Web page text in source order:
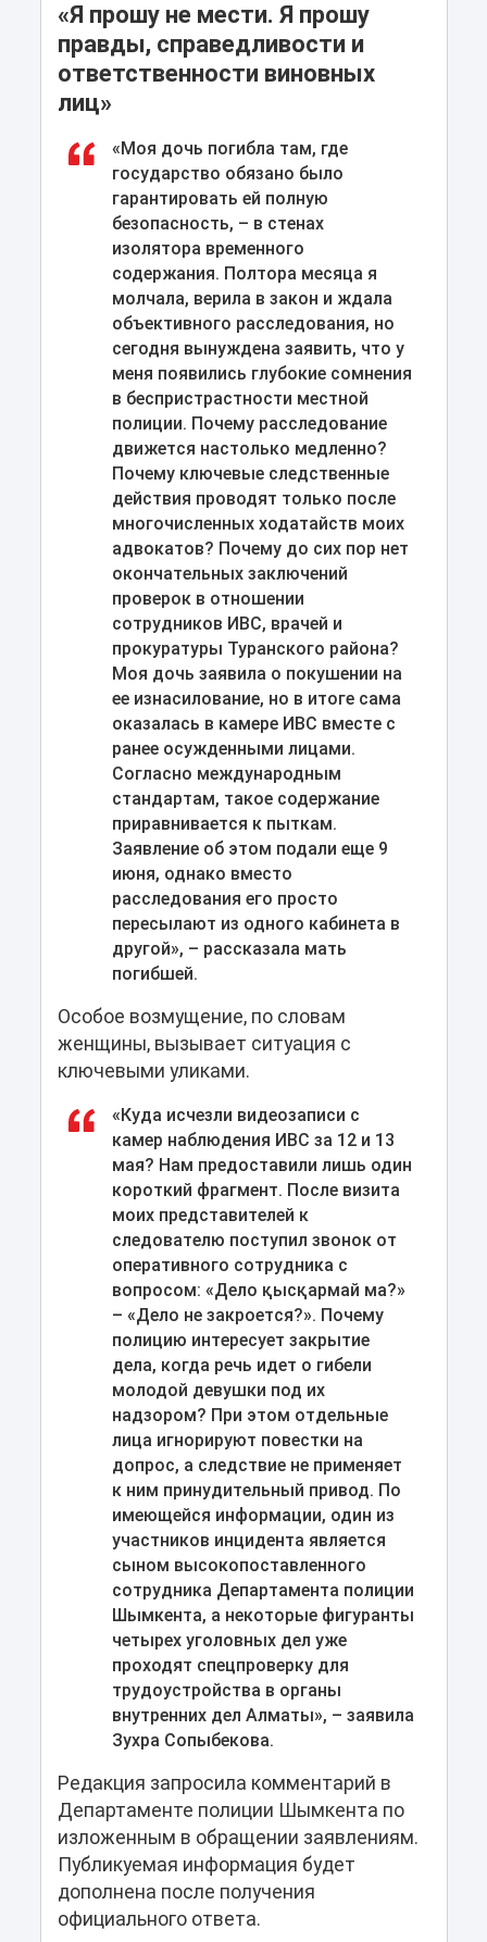
«Я прошу не мести. Я прошу
правды, справедливости и
ответственности виновных
лиц»
«Моя дочь погибла там, где
государство обязано было
гарантировать ей полную
безопасность, – в стенах
изолятора временного
содержания. Полтора месяца я
молчала, верила в закон и ждала
объективного расследования, но
сегодня вынуждена заявить, что у
меня появились глубокие сомнения
в беспристрастности местной
полиции. Почему расследование
движется настолько медленно?
Почему ключевые следственные
действия проводят только после
многочисленных ходатайств моих
адвокатов? Почему до сих пор нет
окончательных заключений
проверок в отношении
сотрудников ИВС, врачей и
прокуратуры Туранского района?
Моя дочь заявила о покушении на
ее изнасилование, но в итоге сама
оказалась в камере ИВС вместе с
ранее осужденными лицами.
Согласно международным
стандартам, такое содержание
приравнивается к пыткам.
Заявление об этом подали еще 9
июня, однако вместо
расследования его просто
пересылают из одного кабинета в
другой», – рассказала мать
погибшей.
Особое возмущение, по словам
женщины, вызывает ситуация с
ключевыми уликами.
«Куда исчезли видеозаписи с
камер наблюдения ИВС за 12 и 13
мая? Нам предоставили лишь один
короткий фрагмент. После визита
моих представителей к
следователю поступил звонок от
оперативного сотрудника с
вопросом: «Дело қысқармай ма?»
– «Дело не закроется?». Почему
полицию интересует закрытие
дела, когда речь идет о гибели
молодой девушки под их
надзором? При этом отдельные
лица игнорируют повестки на
допрос, а следствие не применяет
к ним принудительный привод. По
имеющейся информации, один из
участников инцидента является
сыном высокопоставленного
сотрудника Департамента полиции
Шымкента, а некоторые фигуранты
четырех уголовных дел уже
проходят спецпроверку для
трудоустройства в органы
внутренних дел Алматы», – заявила
Зухра Сопыбекова.
Редакция запросила комментарий в
Департаменте полиции Шымкента по
изложенным в обращении заявлениям.
Публикуемая информация будет
дополнена после получения
официального ответа.